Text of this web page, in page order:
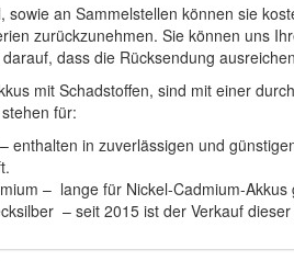
sowie an Sammelstellen können sie
zurückzunehmen. Sie können uns
dass die Rücksendung
mit Schadstoffen, sind mit einer
für:
enthalten in zuverlässigen und
– lange für Nickel-Cadmium-
– seit 2015 ist der Verkauf